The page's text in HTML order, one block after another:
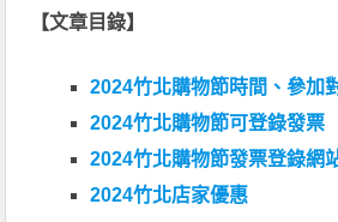
【文章目錄】
2024竹北購物節時間、參加
2024竹北購物節可登錄發票
2024竹北購物節發票登錄網
2024竹北店家優惠